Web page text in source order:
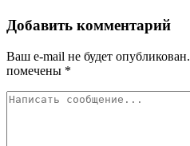
Добавить комментарий
Ваш e-mail не будет опубликован.
помечены *